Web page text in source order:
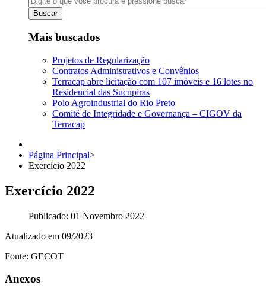
Buscar
Mais buscados
Projetos de Regularização
Contratos Administrativos e Convênios
Terracap abre licitação com 107 imóveis e 16 lotes no
Residencial das Sucupiras
Polo Agroindustrial do Rio Preto
Comitê de Integridade e Governança – CIGOV da
Terracap
Página Principal>
Exercício 2022
Exercício 2022
Publicado: 01 Novembro 2022
Atualizado em 09/2023
Fonte: GECOT
Anexos